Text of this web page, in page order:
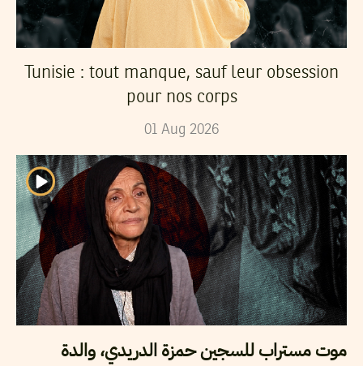
Tunisie : tout manque, sauf leur obsession
pour nos corps
01 Aug 2026
موت مستراب للسجين حمزة الدريدي، والدة